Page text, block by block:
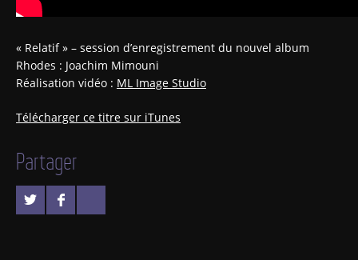
« Relatif » – session d’enregistrement du nouvel album
Rhodes : Joachim Mimouni
Réalisation vidéo : ML Image Studio
Télécharger ce titre sur iTunes
Partager